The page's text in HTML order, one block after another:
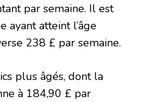
par semaine. Il est
ayant atteint l’âge
238 £ par semaine.
plus âgés, dont la
à 184,90 £ par